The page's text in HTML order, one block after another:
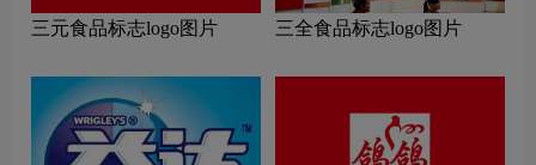
三元食品标志logo图片 三全食品标志logo图片